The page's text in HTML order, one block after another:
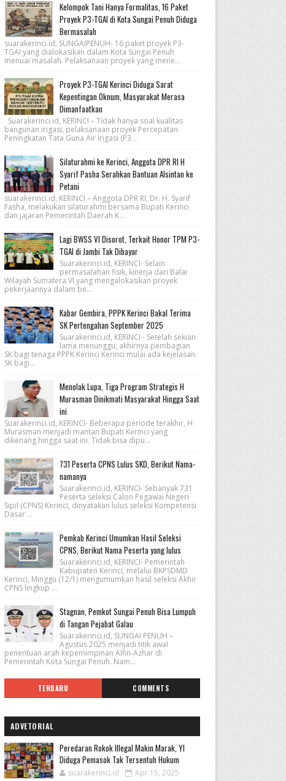
Kelompok Tani Hanya Formalitas, 16 Paket
Proyek P3-TGAI di Kota Sungai Penuh Diduga
Bermasalah
suarakerinci.id, SUNGAIPENUH- 16 paket proyek P3-
TGAI yang dialokasikan dalam Kota Sungai Penuh
menuai masalah. Pelaksanaan proyek yang mene...
Proyek P3-TGAI Kerinci Diduga Sarat
Kepentingan Oknum, Masyarakat Merasa
Dimanfaatkan
Suarakerinci.id, KERINCI – Tidak hanya soal kualitas
bangunan irigasi, pelaksanaan proyek Percepatan
Peningkatan Tata Guna Air Irigasi (P3...
Silaturahmi ke Kerinci, Anggota DPR RI H
Syarif Pasha Serahkan Bantuan Alsintan ke
Petani
suarakerinci.id, KERINCI – Anggota DPR RI, Dr. H. Syarif
Fasha, melakukan silaturahmi bersama Bupati Kerinci
dan jajaran Pemerintah Daerah K...
Lagi BWSS VI Disorot, Terkait Honor TPM P3-
TGAI di Jambi Tak Dibayar
Suarakerinci.id, KERINCI- Selain
permasalahan fisik, kinerja dari Balai
Wilayah Sumatera VI yang mengalokasikan proyek
pekerjaannya dalam be...
Kabar Gembira, PPPK Kerinci Bakal Terima
SK Pertengahan September 2025
Suarakerinci.id, KERINCI - Setelah sekian
lama menunggu, akhirnya pembagian
SK bagi tenaga PPPK Kerinci Kerinci mulai ada kejelasan.
SK bagi...
Menolak Lupa, Tiga Program Strategis H
Murasman Dinikmati Masyarakat Hingga Saat
ini
Suarakerinci.id, KERINCI- Beberapa periode terakhir, H
Murasman menjadi mantan Bupati Kerinci yang
dikenang hingga saat ini. Tidak bisa dipu...
731 Peserta CPNS Lulus SKD, Berikut Nama-
namanya
Suarakerinci.id, KERINCI- Sebanyak 731
Peserta seleksi Calon Pegawai Negeri
Sipil (CPNS) Kerinci, dinyatakan lulus seleksi Kompetensi
Dasar ...
Pemkab Kerinci Umumkan Hasil Seleksi
CPNS, Berikut Nama Peserta yang lulus
Suarakerinci.id, KERINCI- Pemerintah
Kabupaten Kerinci, melalui BKPSDMD
Kerinci, Minggu (12/1) mengumumkan hasil seleksi Akhir
CPNS lingkup ...
Stagnan, Pemkot Sungai Penuh Bisa Lumpuh
di Tangan Pejabat Galau
Suarakerinci.id, SUNGAI PENUH –
Agustus 2025 menjadi titik awal
penentuan arah kepemimpinan Alfin-Azhar di
Pemerintah Kota Sungai Penuh. Nam...
TERBARU COMMENTS
ADVETORIAL
Peredaran Rokok Illegal Makin Marak, YI
Diduga Pemasok Tak Tersentuh Hukum
suarakerinci.id Apr 15, 2025